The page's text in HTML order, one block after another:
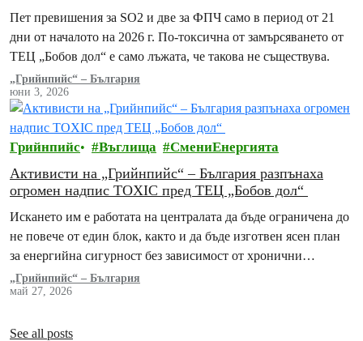
Пет превишения за SO2 и две за ФПЧ само в период от 21
дни от началото на 2026 г. По-токсична от замърсяването от
ТЕЦ „Бобов дол“ е само лъжата, че такова не съществува.
„Грийнпийс“ – България
юни 3, 2026
Грийнпийс Въглища СмениЕнергията
Активисти на „Грийнпийс“ – България разпънаха
огромен надпис TOXIC пред ТЕЦ „Бобов дол“
Искането им е работата на централата да бъде ограничена до
не повече от един блок, както и да бъде изготвен ясен план
за енергийна сигурност без зависимост от хронични
замърсители
„Грийнпийс“ – България
май 27, 2026
See all posts